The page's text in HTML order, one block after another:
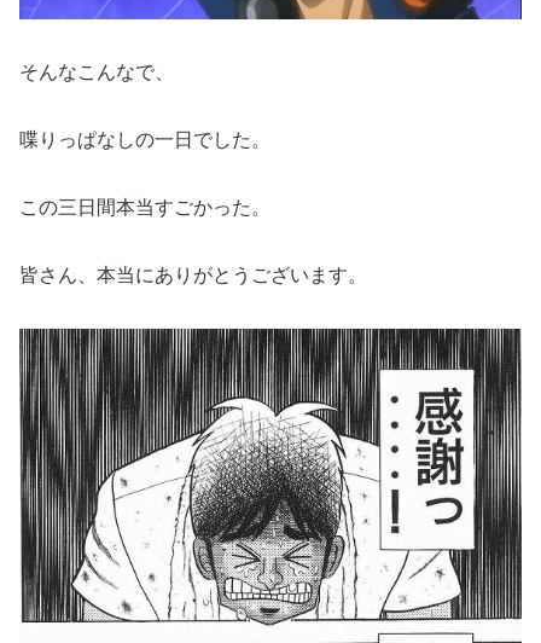
そんなこんなで、
喋りっぱなしの一日でした。
この三日間本当すごかった。
皆さん、本当にありがとうございます。